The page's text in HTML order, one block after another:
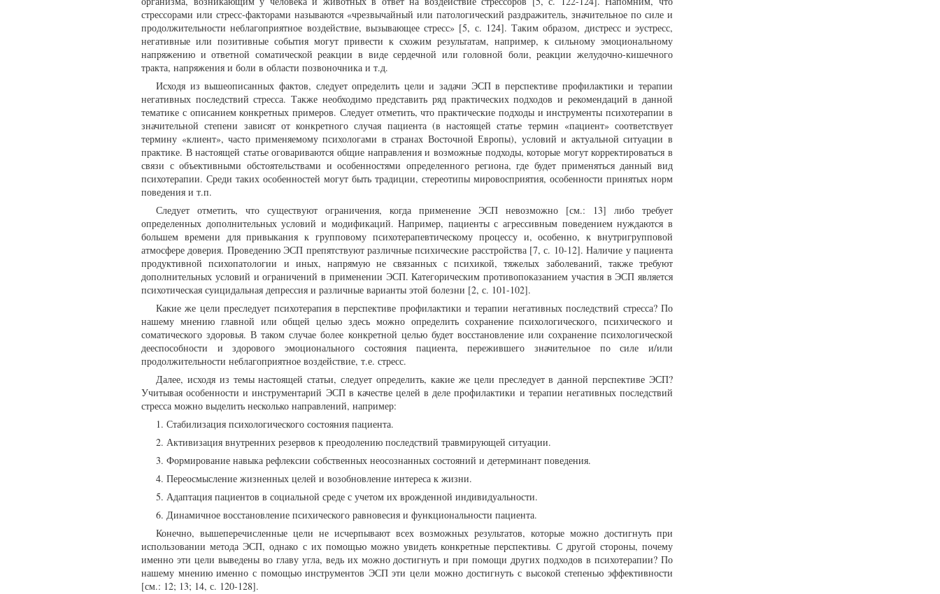
стрессорами или стресс-факторами называются «чрезвычайный или патологический раздражитель, значительное по силе и
продолжительности неблагоприятное воздействие, вызывающее стресс» [5, с. 124]. Таким образом, дистресс и эустресс,
негативные или позитивные события могут привести к схожим результатам, например, к сильному эмоциональному
напряжению и ответной соматической реакции в виде сердечной или головной боли, реакции желудочно-кишечного
тракта, напряжения и боли в области позвоночника и т.д.
Исходя из вышеописанных фактов, следует определить цели и задачи ЭСП в перспективе профилактики и терапии
негативных последствий стресса. Также необходимо представить ряд практических подходов и рекомендаций в данной
тематике с описанием конкретных примеров. Следует отметить, что практические подходы и инструменты психотерапии в
значительной степени зависят от конкретного случая пациента (в настоящей статье термин «пациент» соответствует
термину «клиент», часто применяемому психологами в странах Восточной Европы), условий и актуальной ситуации в
практике. В настоящей статье оговариваются общие направления и возможные подходы, которые могут корректироваться в
связи с объективными обстоятельствами и особенностями определенного региона, где будет применяться данный вид
психотерапии. Среди таких особенностей могут быть традиции, стереотипы мировосприятия, особенности принятых норм
поведения и т.п.
Следует отметить, что существуют ограничения, когда применение ЭСП невозможно [см.: 13] либо требует
определенных дополнительных условий и модификаций. Например, пациенты с агрессивным поведением нуждаются в
большем времени для привыкания к групповому психотерапевтическому процессу и, особенно, к внутригрупповой
атмосфере доверия. Проведению ЭСП препятствуют различные психические расстройства [7, с. 10-12]. Наличие у пациента
продуктивной психопатологии и иных, напрямую не связанных с психикой, тяжелых заболеваний, также требуют
дополнительных условий и ограничений в применении ЭСП. Категорическим противопоказанием участия в ЭСП является
психотическая суицидальная депрессия и различные варианты этой болезни [2, с. 101-102].
Какие же цели преследует психотерапия в перспективе профилактики и терапии негативных последствий стресса? По
нашему мнению главной или общей целью здесь можно определить сохранение психологического, психического и
соматического здоровья. В таком случае более конкретной целью будет восстановление или сохранение психологической
дееспособности и здорового эмоционального состояния пациента, пережившего значительное по силе и/или
продолжительности неблагоприятное воздействие, т.е. стресс.
Далее, исходя из темы настоящей статьи, следует определить, какие же цели преследует в данной перспективе ЭСП?
Учитывая особенности и инструментарий ЭСП в качестве целей в деле профилактики и терапии негативных последствий
стресса можно выделить несколько направлений, например:
1. Стабилизация психологического состояния пациента.
2. Активизация внутренних резервов к преодолению последствий травмирующей ситуации.
3. Формирование навыка рефлексии собственных неосознанных состояний и детерминант поведения.
4. Переосмысление жизненных целей и возобновление интереса к жизни.
5. Адаптация пациентов в социальной среде с учетом их врожденной индивидуальности.
6. Динамичное восстановление психического равновесия и функциональности пациента.
Конечно, вышеперечисленные цели не исчерпывают всех возможных результатов, которые можно достигнуть при
использовании метода ЭСП, однако с их помощью можно увидеть конкретные перспективы. С другой стороны, почему
именно эти цели выведены во главу угла, ведь их можно достигнуть и при помощи других подходов в психотерапии? По
нашему мнению именно с помощью инструментов ЭСП эти цели можно достигнуть с высокой степенью эффективности
[см.: 12; 13; 14, с. 120-128].